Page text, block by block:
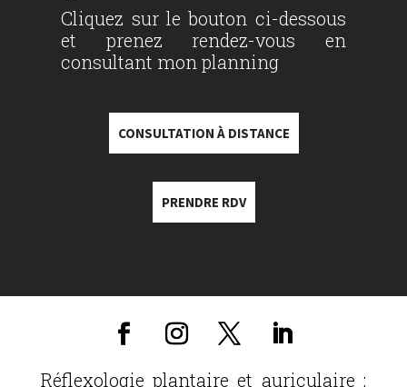
Cliquez sur le bouton ci-dessous
et prenez rendez-vous en
consultant mon planning
CONSULTATION À DISTANCE
PRENDRE RDV
Réflexologie plantaire et auriculaire :